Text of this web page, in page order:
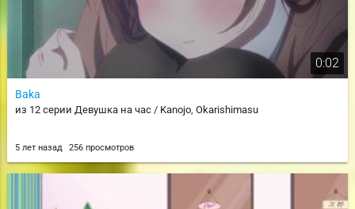
0:02
Baka
из 12 серии Девушка на час / Kanojo, Okarishimasu
5 лет назад 256 просмотров